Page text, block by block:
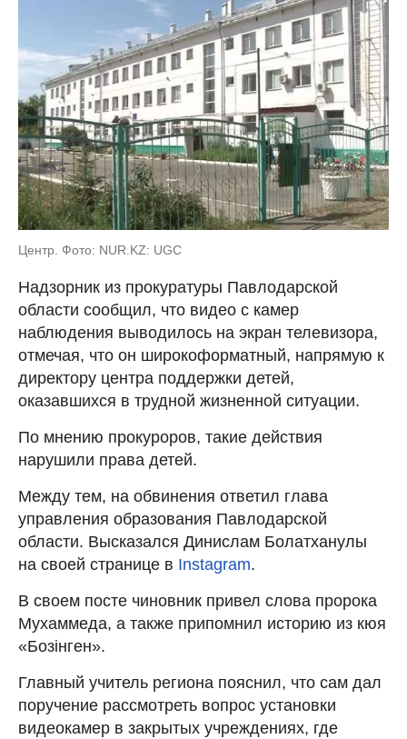
Центр. Фото: NUR.KZ: UGC
Надзорник из прокуратуры Павлодарской
области сообщил, что видео с камер
наблюдения выводилось на экран телевизора,
отмечая, что он широкоформатный, напрямую к
директору центра поддержки детей,
оказавшихся в трудной жизненной ситуации.
По мнению прокуроров, такие действия
нарушили права детей.
Между тем, на обвинения ответил глава
управления образования Павлодарской
области. Высказался Динислам Болатханулы
на своей странице в Instagram.
В своем посте чиновник привел слова пророка
Мухаммеда, а также припомнил историю из кюя
«Бозінген».
Главный учитель региона пояснил, что сам дал
поручение рассмотреть вопрос установки
видеокамер в закрытых учреждениях, где